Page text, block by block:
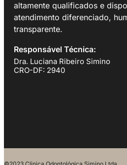
altamente qualificados e
atendimento diferenciado,
transparente.
Responsável Técnica:
Dra. Luciana Ribeiro Simino
CRO-DF: 2940